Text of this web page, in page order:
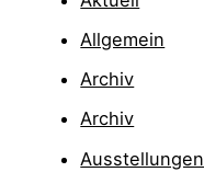
Allgemein
Archiv
Archiv
Ausstellungen